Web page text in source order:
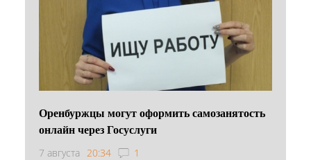
Оренбуржцы могут оформить самозанятость
онлайн через Госуслуги
7 августа 20:34 1